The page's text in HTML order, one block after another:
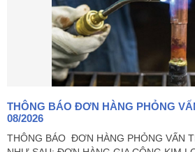
THÔNG BÁO ĐƠN HÀNG PHỎNG
08/2026
THÔNG BÁO ĐƠN HÀNG PHỎNG VẤN